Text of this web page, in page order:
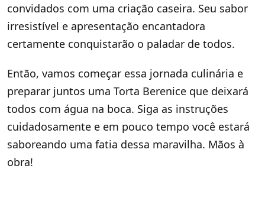
convidados com uma criação caseira. Seu sabor
irresistível e apresentação encantadora
certamente conquistarão o paladar de todos.
Então, vamos começar essa jornada culinária e
preparar juntos uma Torta Berenice que deixará
todos com água na boca. Siga as instruções
cuidadosamente e em pouco tempo você estará
saboreando uma fatia dessa maravilha. Mãos à
obra!